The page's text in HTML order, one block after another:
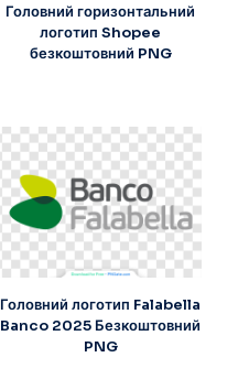
Головний горизонтальний
логотип Shopee
безкоштовний PNG
Головний логотип Falabella
Banco 2025 Безкоштовний
PNG